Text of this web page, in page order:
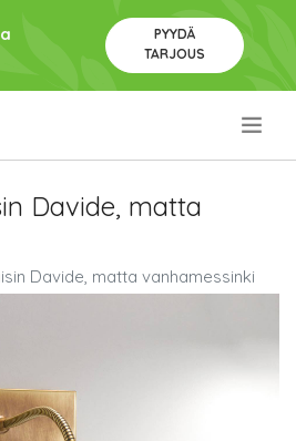
PYYDÄ
TARJOUS
Davide, matta
Davide, matta vanhamessinki